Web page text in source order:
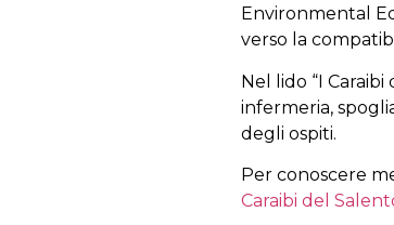
Environmental
verso la
Nel lido “I
infermeria,
degli ospiti.
Per conoscere
Caraibi del